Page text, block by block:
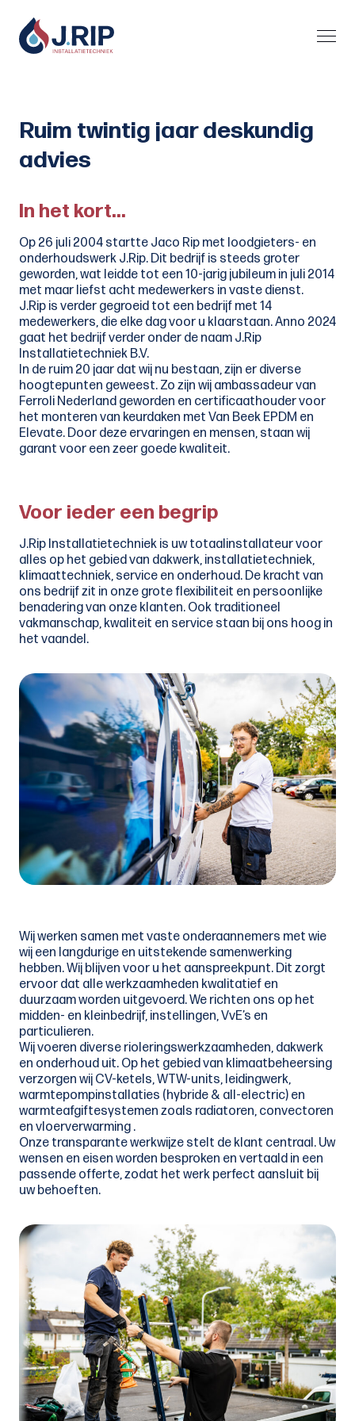
In het kort...
Op 26 juli 2004 startte Jaco Rip met loodgieters- en
onderhoudswerk J.Rip. Dit bedrijf is steeds groter
geworden, wat leidde tot een 10-jarig jubileum in juli 2014
met maar liefst acht medewerkers in vaste dienst.
J.Rip is verder gegroeid tot een bedrijf met 14
medewerkers, die elke dag voor u klaarstaan. Anno 2024
gaat het bedrijf verder onder de naam J.Rip
Installatietechniek B.V.
In de ruim 20 jaar dat wij nu bestaan, zijn er diverse
hoogtepunten geweest. Zo zijn wij ambassadeur van
Ferroli Nederland geworden en certificaathouder voor
het monteren van keurdaken met Van Beek EPDM en
Elevate. Door deze ervaringen en mensen, staan wij
garant voor een zeer goede kwaliteit.
Ruim twintig jaar deskundig
advies
Voor ieder een begrip
J.Rip Installatietechniek is uw totaalinstallateur voor
alles op het gebied van dakwerk, installatietechniek,
klimaattechniek, service en onderhoud. De kracht van
ons bedrijf zit in onze grote flexibiliteit en persoonlijke
benadering van onze klanten. Ook traditioneel
vakmanschap, kwaliteit en service staan bij ons hoog in
het vaandel.
Wij werken samen met vaste onderaannemers met wie
wij een langdurige en uitstekende samenwerking
hebben. Wij blijven voor u het aanspreekpunt. Dit zorgt
ervoor dat alle werkzaamheden kwalitatief en
duurzaam worden uitgevoerd. We richten ons op het
midden- en kleinbedrijf, instellingen, VvE’s en
particulieren.
Wij voeren diverse rioleringswerkzaamheden, dakwerk
en onderhoud uit. Op het gebied van klimaatbeheersing
verzorgen wij CV-ketels, WTW-units, leidingwerk,
warmtepompinstallaties (hybride & all-electric) en
warmteafgiftesystemen zoals radiatoren, convectoren
en vloerverwarming .
Onze transparante werkwijze stelt de klant centraal. Uw
wensen en eisen worden besproken en vertaald in een
passende offerte, zodat het werk perfect aansluit bij
uw behoeften.